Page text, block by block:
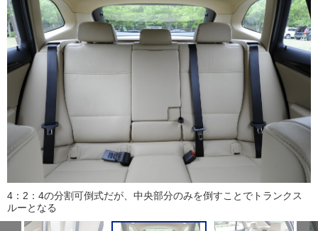
4：2：4の分割可倒式だが、中央部分のみを倒すことでトランクス
ルーとなる